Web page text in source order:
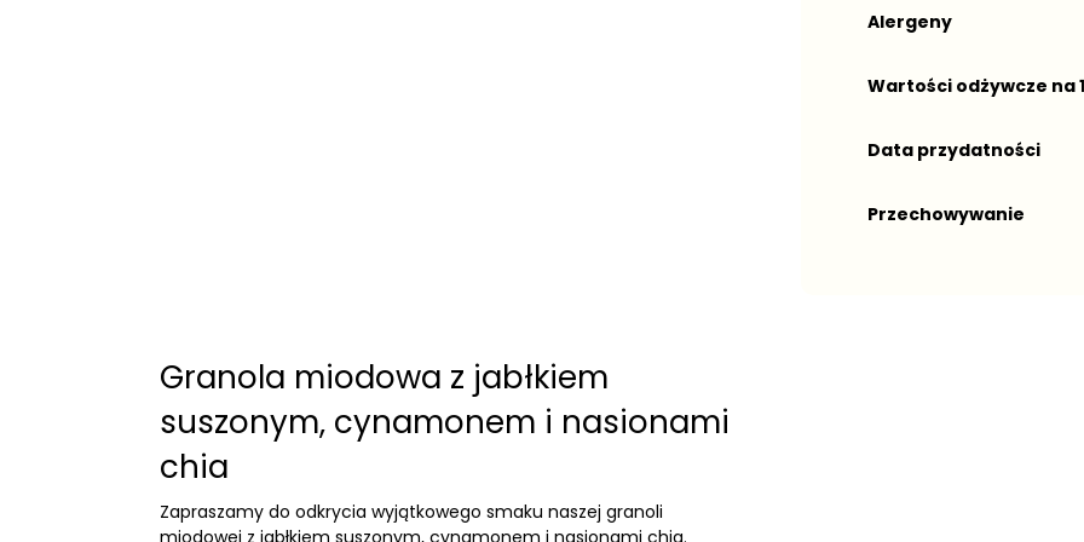
Alergeny
Wartości odżywcze na
Data przydatności
Przechowywanie
Granola miodowa z jabłkiem
suszonym, cynamonem i nasionami
chia
Zapraszamy do odkrycia wyjątkowego smaku naszej granoli
miodowej z jabłkiem suszonym, cynamonem i nasionami chia.